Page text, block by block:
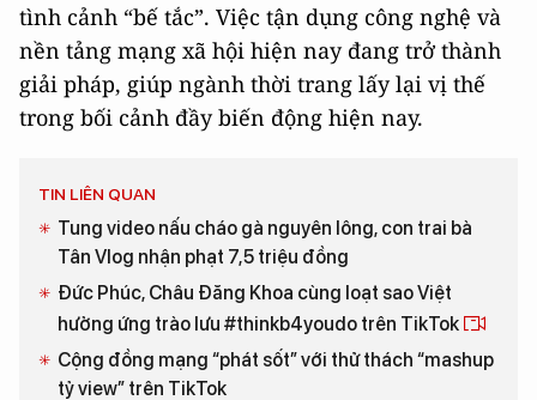
tình cảnh “bế tắc”. Việc tận dụng công nghệ và
nền tảng mạng xã hội hiện nay đang trở thành
giải pháp, giúp ngành thời trang lấy lại vị thế
trong bối cảnh đầy biến động hiện nay.
TIN LIÊN QUAN
Tung video nấu cháo gà nguyên lông, con trai bà
Tân Vlog nhận phạt 7,5 triệu đồng
Đức Phúc, Châu Đăng Khoa cùng loạt sao Việt
hưởng ứng trào lưu #thinkb4youdo trên TikTok
Cộng đồng mạng “phát sốt” với thử thách “mashup
tỷ view” trên TikTok